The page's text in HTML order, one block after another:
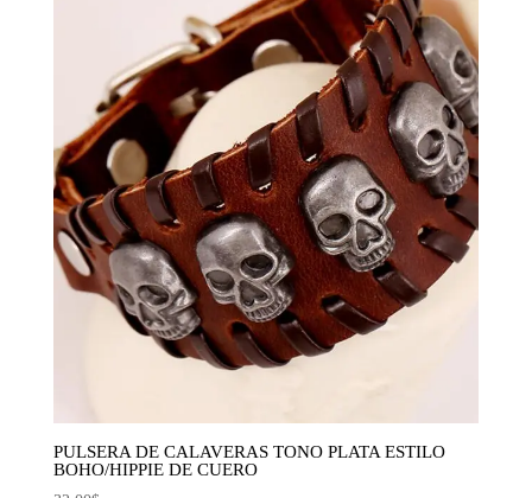
PULSERA DE CALAVERAS TONO PLATA ESTILO
BOHO/HIPPIE DE CUERO